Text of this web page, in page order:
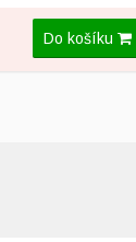
Do košíku